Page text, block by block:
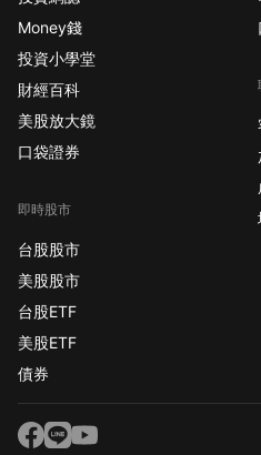
Money錢
投資小學堂
財經百科
美股放大鏡
口袋證券
即時股市
台股股市
美股股市
台股ETF
美股ETF
債券